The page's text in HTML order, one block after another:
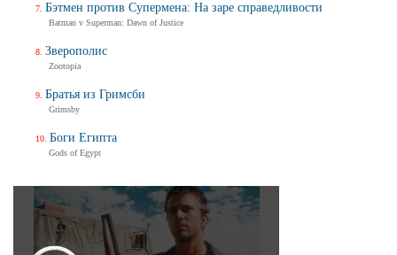
Бэтмен против Супермена: На заре справедливости
Batman v Superman: Dawn of Justice
Зверополис
Zootopia
Братья из Гримсби
Grimsby
Боги Египта
Gods of Egypt